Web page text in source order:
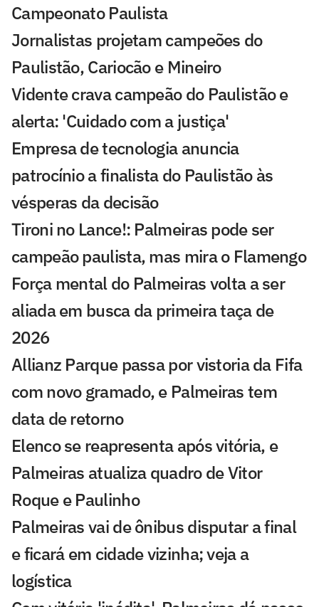
Campeonato Paulista
Jornalistas projetam campeões do
Paulistão, Cariocão e Mineiro
Vidente crava campeão do Paulistão e
alerta: 'Cuidado com a justiça'
Empresa de tecnologia anuncia
patrocínio a finalista do Paulistão às
vésperas da decisão
Tironi no Lance!: Palmeiras pode ser
campeão paulista, mas mira o Flamengo
Força mental do Palmeiras volta a ser
aliada em busca da primeira taça de
2026
Allianz Parque passa por vistoria da Fifa
com novo gramado, e Palmeiras tem
data de retorno
Elenco se reapresenta após vitória, e
Palmeiras atualiza quadro de Vitor
Roque e Paulinho
Palmeiras vai de ônibus disputar a final
e ficará em cidade vizinha; veja a
logística